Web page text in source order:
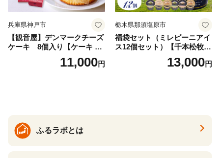
兵庫県神戸市
【観音屋】デンマークチーズ
ケーキ 8個入り【ケーキ チ
ーズケーキ 人気スイーツ お
すすめスイーツ 神戸スイー
11,000円
栃木県那須塩原市
福袋セット（ミレピーニアイ
ス12個セット）【千本松牧
場】 ns025-014-12 【デザー
ト 詰め合わせ ギフト】
13,000円
ふるラボとは